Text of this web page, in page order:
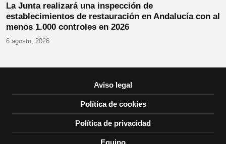
La Junta realizará una inspección de
establecimientos de restauración en Andalucía con al
menos 1.000 controles en 2026
6 agosto, 2026
Aviso legal
Política de cookies
Política de privacidad
Equipo